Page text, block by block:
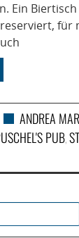
Ein
für
ANDREA
PUB,